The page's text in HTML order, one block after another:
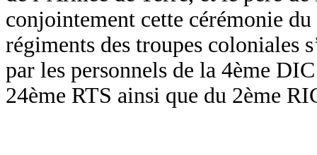
conjointement cette cérémonie
régiments des troupes coloniales
par les personnels de la 4ème
24ème RTS ainsi que du 2ème